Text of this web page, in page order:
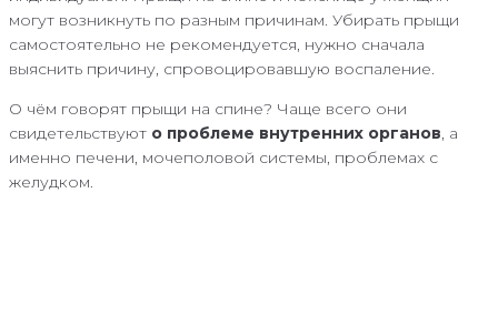
могут возникнуть по разным причинам. Убирать прыщи
самостоятельно не рекомендуется, нужно сначала
выяснить причину, спровоцировавшую воспаление.
О чём говорят прыщи на спине? Чаще всего они
свидетельствуют о проблеме внутренних органов, а
именно печени, мочеполовой системы, проблемах с
желудком.